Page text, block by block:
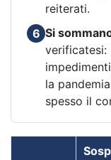
reiterati.
6 Si
verificatesi:
la
spesso il